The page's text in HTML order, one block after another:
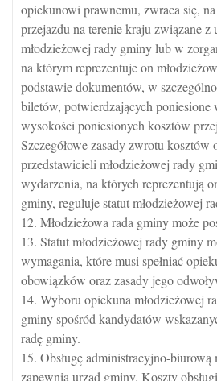
opiekunowi prawnemu, zwraca się,
przejazdu na terenie kraju związane z
młodzieżowej rady gminy lub w
na którym reprezentuje on
podstawie dokumentów, w
biletów, potwierdzających
wysokości poniesionych kosztów
Szczegółowe zasady zwrotu kosztów
przedstawicieli młodzieżowej rady
wydarzenia, na których reprezentują
gminy, reguluje statut młodzieżowej
12. Młodzieżowa rada gminy może
13. Statut młodzieżowej rady gminy
wymagania, które musi spełniać
obowiązków oraz zasady jego
14. Wyboru opiekuna młodzieżowej
gminy spośród kandydatów
radę gminy.
15. Obsługę administracyjno-
zapewnia urząd gminy. Koszty